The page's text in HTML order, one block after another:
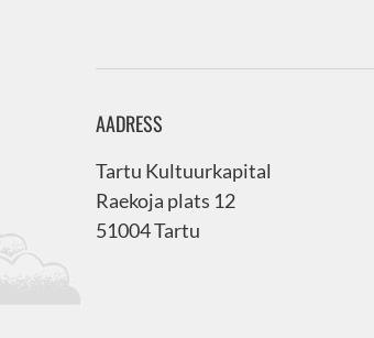
AADRESS
Tartu Kultuurkapital
Raekoja plats 12
51004 Tartu